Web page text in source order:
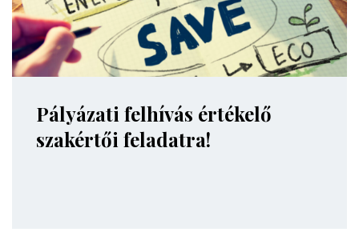
Pályázati felhívás értékelő
szakértői feladatra!